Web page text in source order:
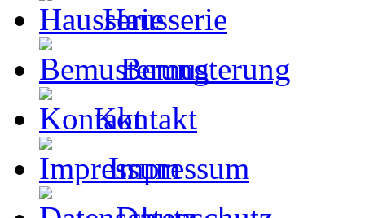
Hausserie
Bemusterung
Kontakt
Impressum